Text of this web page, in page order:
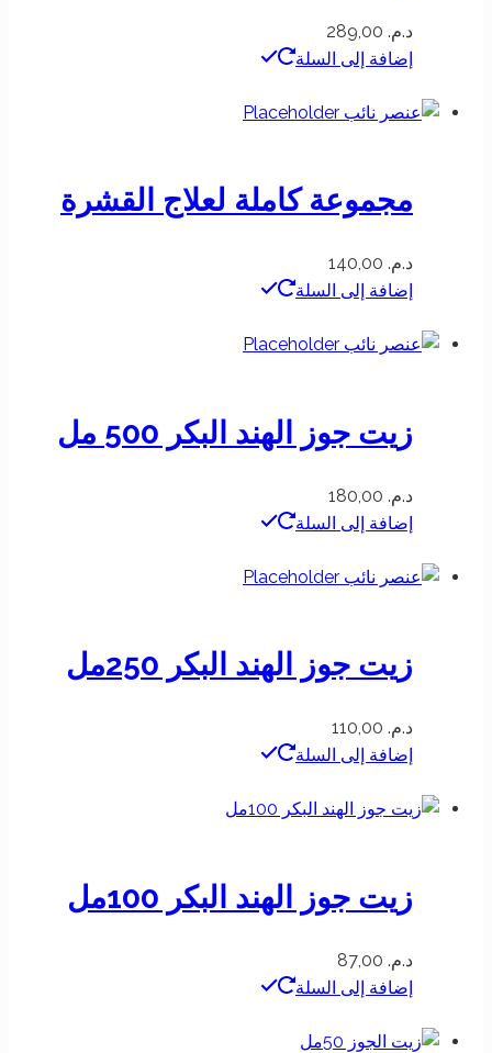
د.م.
إضافة إلى السلة
مجموعة كاملة لعلاج القشرة
د.م.
إضافة إلى السلة
زيت جوز الهند البكر 500 مل
د.م.
إضافة إلى السلة
زيت جوز الهند البكر 250مل
د.م.
إضافة إلى السلة
زيت جوز الهند البكر 100مل
د.م.
إضافة إلى السلة